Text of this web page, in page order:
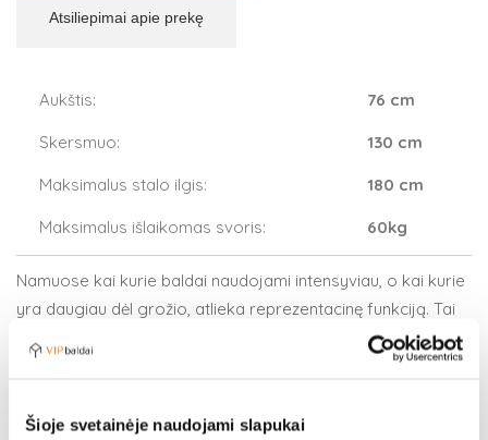
Šioje svetainėje naudojami slapukai
Atsiliepimai apie prekę
Aukštis: 76 cm
Skersmuo: 130 cm
Maksimalus stalo ilgis: 180 cm
Maksimalus išlaikomas svoris: 60kg
Namuose kai kurie baldai naudojami intensyviau, o kai kurie
yra daugiau dėl grožio, atlieka reprezentacinę funkciją. Tai
valgomojo stalas prie pastarųjų tikrai nepriskiriamas, nes
šis baldas atlieka net kelias funkcijas ir yra intensyviai